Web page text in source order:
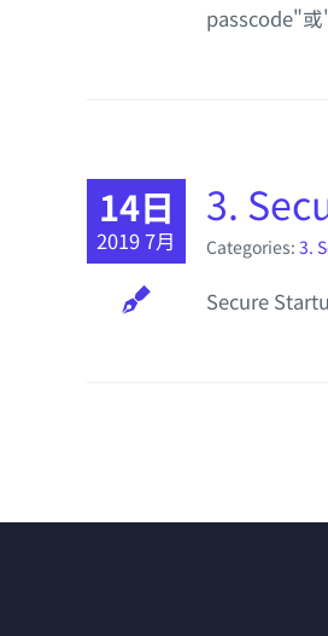
passcode"
14日
2019 7月
3.
Categories: 3.
Secure